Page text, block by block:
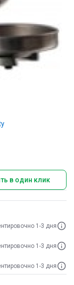
в один клик
1-3 дня
1-3 дня
1-3 дня